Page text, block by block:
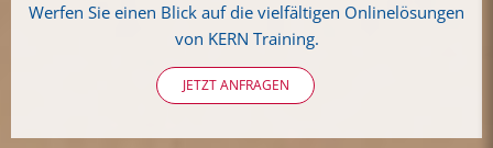
Werfen Sie einen Blick auf die vielfältigen Onlinelösungen
von KERN Training.
JETZT ANFRAGEN